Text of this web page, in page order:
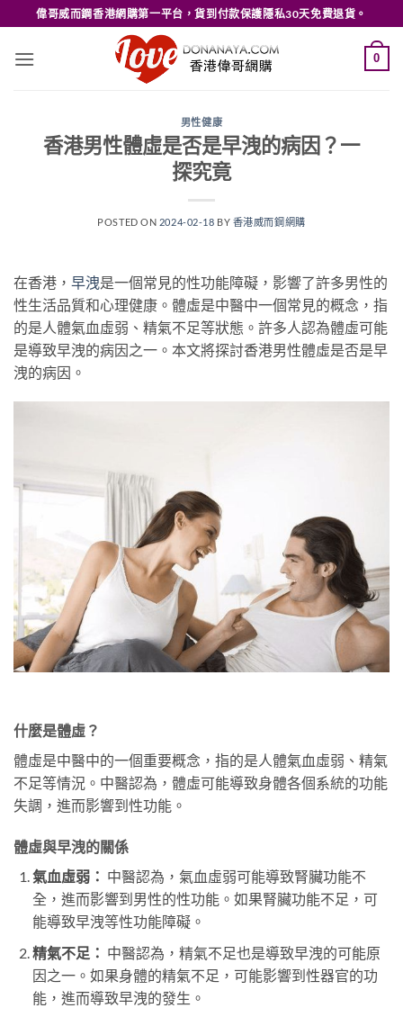
to
content
偉哥威而鋼香港網購第一平台，貨到付款保護隱私30天免費退貨。
0
男性健康
香港男性體虛是否是早洩的病因？一
探究竟
POSTED ON 2024-02-18 BY 香港威而鋼網購
在香港， 早洩是一個常見的性功能障礙，影響了許多男性的
性生活品質和心理健康。體虛是中醫中一個常見的概念，指
的是人體氣血虛弱、精氣不足等狀態。許多人認為體虛可能
是導致早洩的病因之一。本文將探討香港男性體虛是否是早
洩的病因。
什麼是體虛？
體虛是中醫中的一個重要概念，指的是人體氣血虛弱、精氣
不足等情況。中醫認為，體虛可能導致身體各個系統的功能
失調，進而影響到性功能。
體虛與早洩的關係
氣血虛弱： 中醫認為，氣血虛弱可能導致腎臟功能不
全，進而影響到男性的性功能。如果腎臟功能不足，可
能導致早洩等性功能障礙。
精氣不足： 中醫認為，精氣不足也是導致早洩的可能原
因之一。如果身體的精氣不足，可能影響到性器官的功
能，進而導致早洩的發生。